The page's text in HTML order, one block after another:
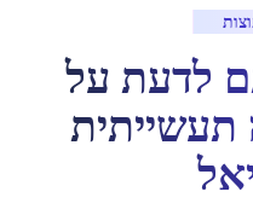
לדעת על
תעשייתית